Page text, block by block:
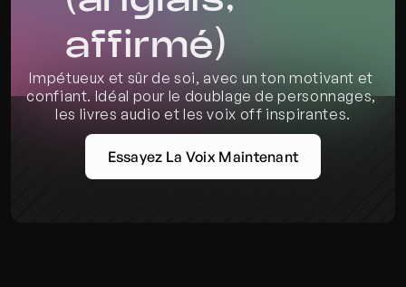
affirmé)
Impétueux et sûr de soi, avec un ton motivant et
confiant. Idéal pour le doublage de personnages,
les livres audio et les voix off inspirantes.
Essayez La Voix Maintenant